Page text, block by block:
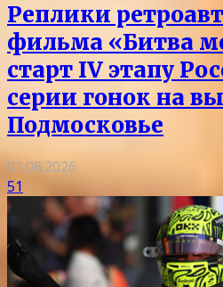
Реплики
фильма «Битва
старт IV этапу
серии гонок на
Подмосковье
01.08.2026
51